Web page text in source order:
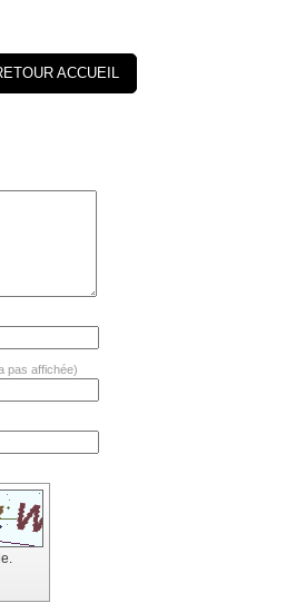
ACCUEIL
pas affichée)